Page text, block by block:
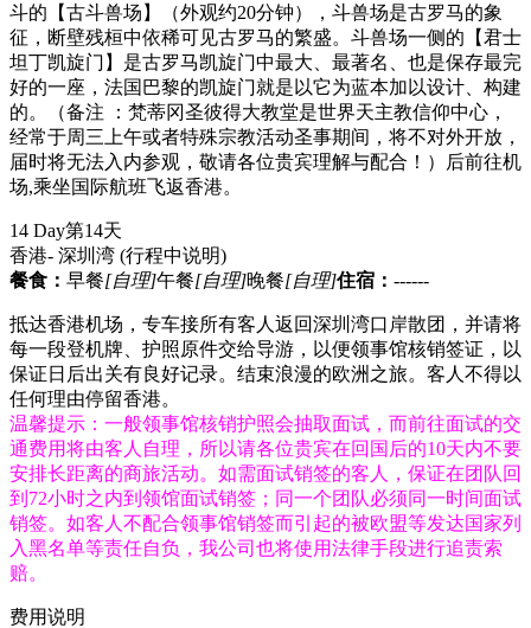
斗的【古斗兽场】（外观约20分钟），斗兽场是古罗马的象
征，断壁残桓中依稀可见古罗马的繁盛。斗兽场一侧的【君士
坦丁凯旋门】是古罗马凯旋门中最大、最著名、也是保存最完
好的一座，法国巴黎的凯旋门就是以它为蓝本加以设计、构建
的。（备注 ：梵蒂冈圣彼得大教堂是世界天主教信仰中心，
经常于周三上午或者特殊宗教活动圣事期间，将不对外开放，
届时将无法入内参观，敬请各位贵宾理解与配合！）后前往机
场,乘坐国际航班飞返香港。
14 Day第14天
香港- 深圳湾 (行程中说明)
餐食： 早餐[自理]午餐[自理]晚餐[自理]住宿： ------
抵达香港机场，专车接所有客人返回深圳湾口岸散团，并请将
每一段登机牌、护照原件交给导游，以便领事馆核销签证，以
保证日后出关有良好记录。结束浪漫的欧洲之旅。客人不得以
任何理由停留香港。
温馨提示：一般领事馆核销护照会抽取面试，而前往面试的交
通费用将由客人自理，所以请各位贵宾在回国后的10天内不要
安排长距离的商旅活动。如需面试销签的客人，保证在团队回
到72小时之内到领馆面试销签；同一个团队必须同一时间面试
销签。如客人不配合领事馆销签而引起的被欧盟等发达国家列
入黑名单等责任自负，我公司也将使用法律手段进行追责索
赔。
费用说明